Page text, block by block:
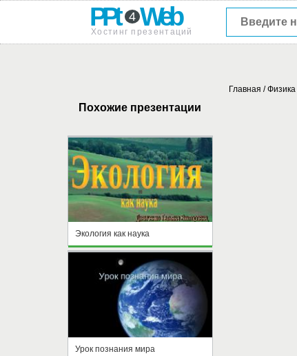
PPt 4 Web
Хостинг презентаций
Похожие презентации
Экология как наука
Урок познания мира
Главная /Физика